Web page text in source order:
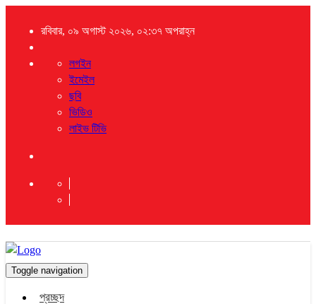
রবিবার, ০৯ অগাস্ট ২০২৬, ০২:৩৭ অপরাহ্ন
লগইন
ইমেইল
ছবি
ভিডিও
লাইভ টিভি
Toggle navigation
প্রচ্ছদ